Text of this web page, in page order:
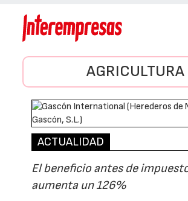
AGRICULTURA
ACTUALIDAD
El beneficio antes de
aumenta un 126%